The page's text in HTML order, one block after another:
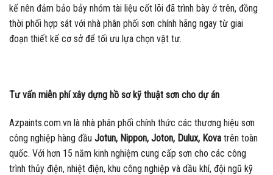
kế nên đảm bảo bảy nhóm tài liệu cốt lõi đã trình bày ở trên, đồng
thời phối hợp sát với nhà phân phối sơn chính hãng ngay từ giai
đoạn thiết kế cơ sở để tối ưu lựa chọn vật tư.
Tư vấn miễn phí xây dựng hồ sơ kỹ thuật sơn cho dự án
Azpaints.com.vn là nhà phân phối chính thức các thương hiệu sơn
công nghiệp hàng đầu Jotun, Nippon, Joton, Dulux, Kova trên toàn
quốc. Với hơn 15 năm kinh nghiệm cung cấp sơn cho các công
trình thủy điện, nhiệt điện, khu công nghiệp và dầu khí, đội ngũ kỹ